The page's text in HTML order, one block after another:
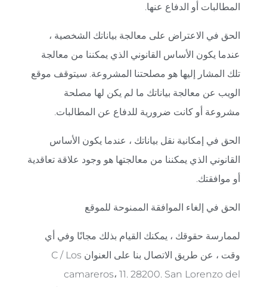
المطالبات أو الدفاع عنها.
الحق في الاعتراض على معالجة بياناتك الشخصية ،
عندما يكون الأساس القانوني الذي يمكننا من معالجة
تلك المشار إليها هو مصلحتنا المشروعة. سيتوقف موقع
الويب عن معالجة بياناتك ما لم يكن لها مصلحة
مشروعة أو كانت ضرورية للدفاع عن المطالبات.
الحق في إمكانية نقل بياناتك ، عندما يكون الأساس
القانوني الذي يمكننا من معالجتها هو وجود علاقة تعاقدية
أو موافقتك.
الحق في إلغاء الموافقة الممنوحة للموقع
لممارسة حقوقك ، يمكنك القيام بذلك مجانًا وفي أي
وقت ، عن طريق الاتصال بنا على العنوان C / Los
camareros، 11. 28200. San Lorenzo del